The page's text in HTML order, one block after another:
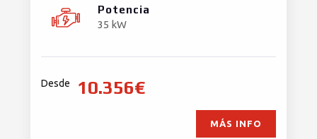
Potencia
35 kW
Desde 10.356€
MÁS INFO